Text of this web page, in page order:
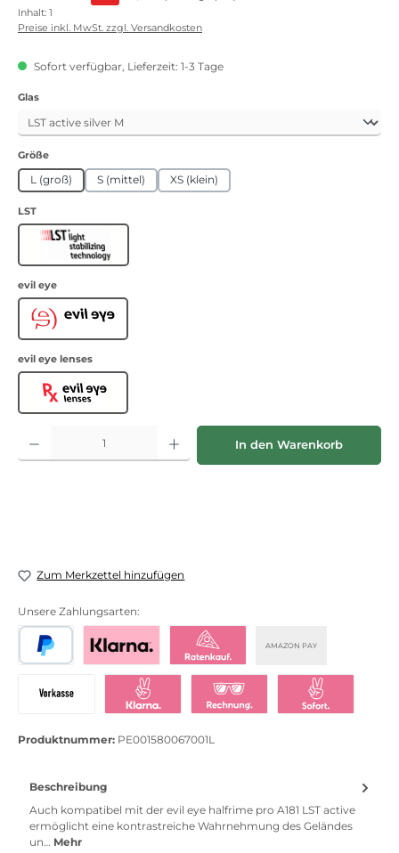
Inhalt: 1
Preise inkl. MwSt. zzgl. Versandkosten
Sofort verfügbar, Lieferzeit: 1-3 Tage
Glasauswählen
Größeauswählen
L (groß) S (mittel) XS (klein)
LSTauswählen
LST
evil eyeauswählen
Evil Eye
evil eye lensesauswählen
Evil Eye lenses
Produkt Anzahl: Gib den gewünschten Wert ein oder benutze die
In den Warenkorb
Zum Merkzettel hinzufügen
Unsere Zahlungsarten:
AMAZON PAY
Bezahlen mit KlarnaKlarna Ratenkauf
Produktnummer: PE001580067001L
Beschreibung
Auch kompatibel mit der evil eye halfrime pro A181 LST active
ermöglicht eine kontrastreiche Wahrnehmung des Geländes
un… Mehr